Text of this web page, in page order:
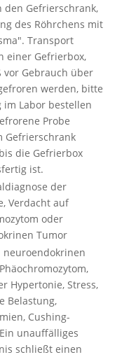
den Gefrierschrank,
des Röhrchens mit
Transport
einer Gefrierbox,
vor Gebrauch über
werden, bitte
im Labor bestellen
Probe
Gefrierschrank
die Gefrierbox
ist.
der
Verdacht auf
oder
Tumor
neuroendokrinen
Hypertonie, Stress,
Belastung,
Cushing-
unauffälliges
schließt einen